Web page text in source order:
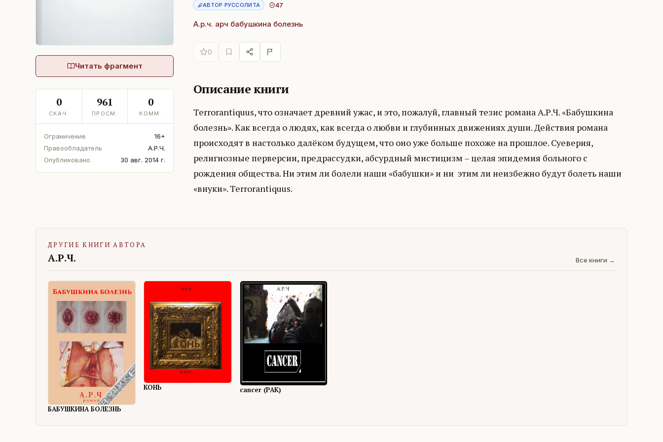
Читать фрагмент
0
СКАЧ.
961
ПРОСМ.
0
КОММ.
Ограничение
16+
Правообладатель
А.Р.Ч.
Опубликовано
30 авг. 2014 г.
АВТОР РУССОЛИТА 47
А.р.ч. арч бабушкина болезнь
0
Описание книги
Terrorantiquus, что означает древний ужас, и это, пожалуй, главный тезис романа А.Р.Ч. «Бабушкина
болезнь». Как всегда о людях, как всегда о любви и глубинных движениях души. Действия романа
происходят в настолько далёком будущем, что оно уже больше похоже на прошлое. Суеверия,
религиозные перверсии, предрассудки, абсурдный мистицизм – целая эпидемия больного с
рождения общества. Ни этим ли болели наши «бабушки» и ни этим ли неизбежно будут болеть наши
«внуки». Terrorantiquus.
ДРУГИЕ КНИГИ АВТОРА
А.Р.Ч. Все книги →
БАБУШКИНА БОЛЕЗНЬ
КОНЬ cancer (РАК)